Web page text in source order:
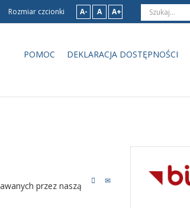
Rozmiar czcionki A- A A+
POMOC DEKLARACJA DOSTĘPNOŚCI
przez naszą